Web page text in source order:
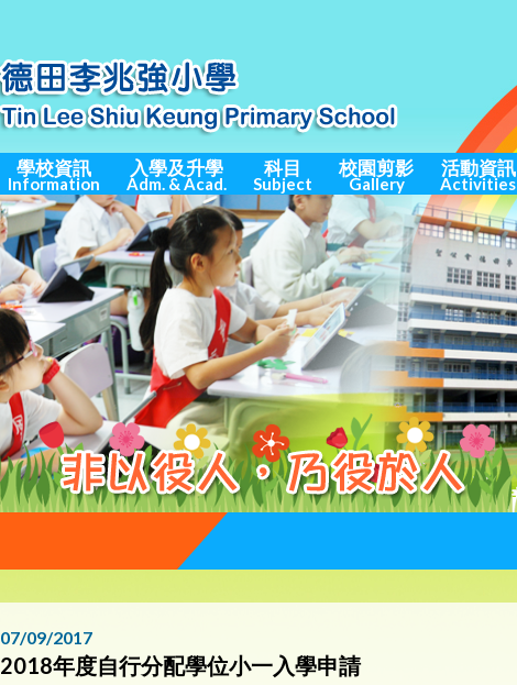
學校資訊
Information
入學及升學
Adm. & Acad.
科目
Subject
校園剪影
Gallery
活動資訊
Activities
07/09/2017
2018年度自行分配學位小一入學申請